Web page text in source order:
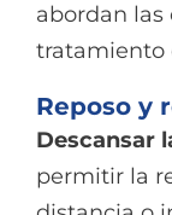
abordan las
tratamiento
Reposo y
Descansar
permitir la